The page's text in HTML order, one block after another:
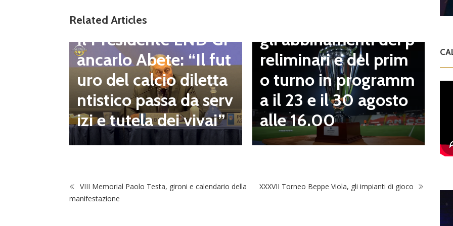
Related Articles
Dilettanti Regionali
Il Presidente LND Gi
ancarlo Abete: “Il fut
uro del calcio diletta
ntistico passa da serv
izi e tutela dei vivai”
gli abbinamenti dei p
reliminari e del prim
o turno in programm
a il 23 e il 30 agosto
alle 16.00
VIII Memorial Paolo Testa, gironi e calendario della
manifestazione
XXXVII Torneo Beppe Viola, gli impianti di gioco